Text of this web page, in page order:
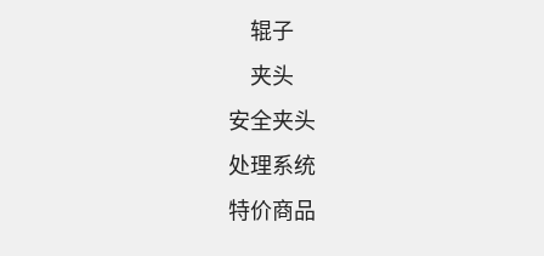
辊子
夹头
安全夹头
处理系统
特价商品